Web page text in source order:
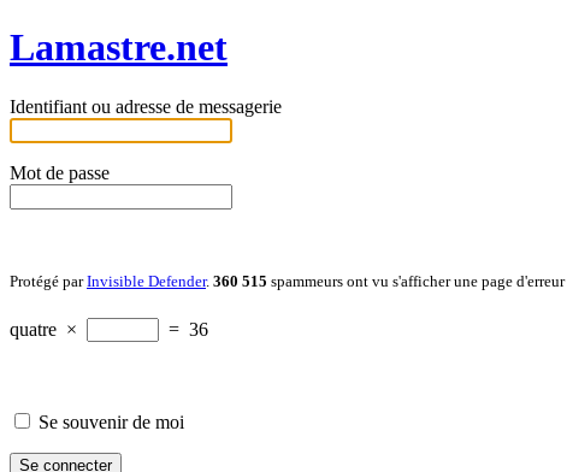
Lamastre.net
Identifiant ou adresse de messagerie
Mot de passe
Protégé parInvisible Defender. 360 515 spammeurs ont vu s'afficher une page d'erreur
quatre × = 36
Se souvenir de moi